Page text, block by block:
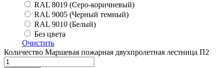
RAL 8019 (Серо-коричневый)
RAL 9005 (Черный темный)
RAL 9010 (Белый)
Без цвета
Очистить
Количество Маршевая пожарная двухпролетная лестница П2